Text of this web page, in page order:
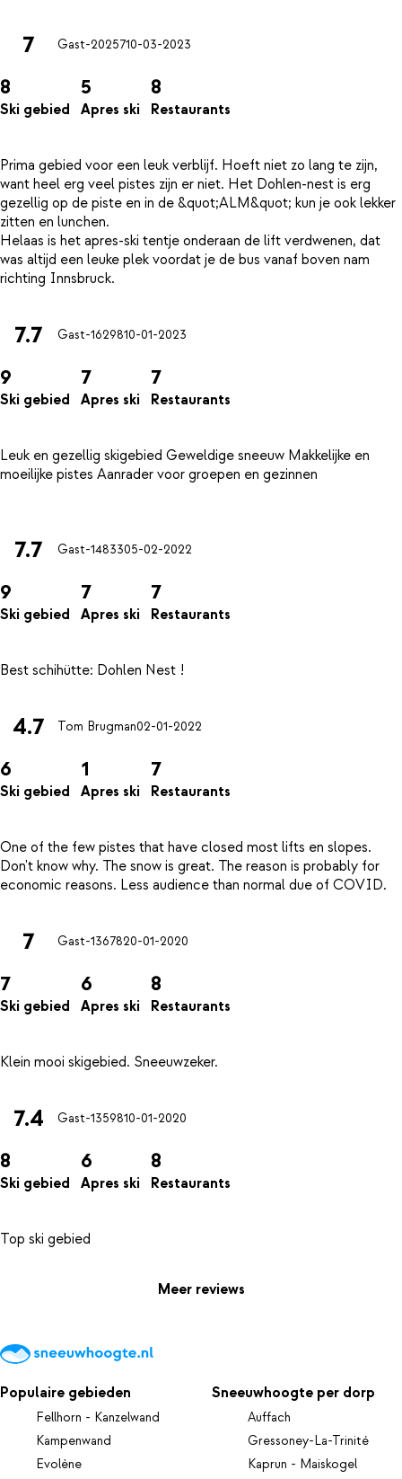
7 Gast-2025710-03-2023
8
Ski gebied
5
Apres ski
8
Restaurants
Prima gebied voor een leuk verblijf. Hoeft niet zo lang te zijn,
want heel erg veel pistes zijn er niet. Het Dohlen-nest is erg
gezellig op de piste en in de &quot;ALM&quot; kun je ook lekker
zitten en lunchen.
Helaas is het apres-ski tentje onderaan de lift verdwenen, dat
was altijd een leuke plek voordat je de bus vanaf boven nam
7.7 Gast-1629810-01-2023
9
Ski gebied
7
Apres ski
7
Restaurants
Leuk en gezellig skigebied Geweldige sneeuw Makkelijke en
moeilijke pistes Aanrader voor groepen en gezinnen
7.7 Gast-1483305-02-2022
9
Ski gebied
7
Apres ski
7
Restaurants
4.7 Tom Brugman02-01-2022
6
Ski gebied
1
Apres ski
7
Restaurants
One of the few pistes that have closed most lifts en slopes.
Don't know why. The snow is great. The reason is probably for
7 Gast-1367820-01-2020
7
Ski gebied
6
Apres ski
8
Restaurants
7.4 Gast-1359810-01-2020
8
Ski gebied
6
Apres ski
8
Restaurants
Meer reviews
Populaire gebieden
Fellhorn - Kanzelwand
Kampenwand
Evolène
Sneeuwhoogte per dorp
Auffach
Gressoney-La-Trinité
Kaprun - Maiskogel